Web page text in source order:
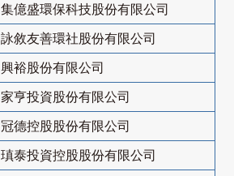
集億盛環保科技股份有限公司
詠敘友善環社股份有限公司
興裕股份有限公司
家亨投資股份有限公司
冠德控股股份有限公司
瑱泰投資控股股份有限公司